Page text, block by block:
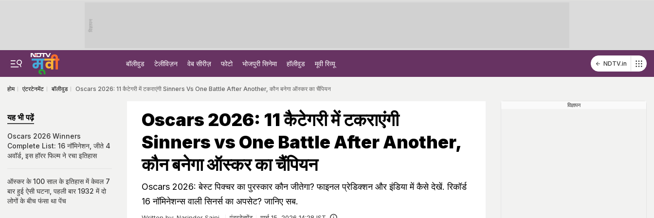
विज्ञापन
बॉलीवुड टेलीविज़न वेब सीरीज़ फोटो भोजपुरी सिनेमा हॉलीवुड मूवी रिव्यू NDTV.in
होम एंटरटेनमेंट बॉलीवुड Oscars 2026: 11 कैटेगरी में टकराएंगी Sinners Vs One Battle After Another, कौन बनेगा ऑस्कर का चैंपियन
Oscars 2026: 11 कैटेगरी में टकराएंगी
Sinners vs One Battle After Another,
कौन बनेगा ऑस्कर का चैंपियन
Oscars 2026: बेस्ट पिक्चर का पुरस्कार कौन जीतेगा? फाइनल प्रेडिक्शन और इंडिया में कैसे देखें. रिकॉर्ड
16 नॉमिनेशन्स वाली सिनर्स का अपसेट? जानिए सब.
यह भी पढ़ें
Oscars 2026 Winners
Complete List: 16 नॉमिनेशन, जीते 4
अवॉर्ड, इस हॉरर फिल्म ने रचा इतिहास
ऑस्कर के 100 साल के इतिहास में केवल 7
बार हुई ऐसी घटना, पहली बार 1932 में दो
लोगों के बीच फंसा था पेंच
विज्ञापन